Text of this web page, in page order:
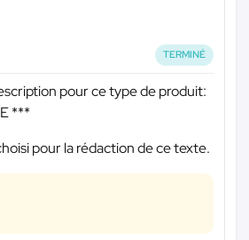
TERMINÉ
pour ce type de produit:
***
pour la rédaction de ce texte.